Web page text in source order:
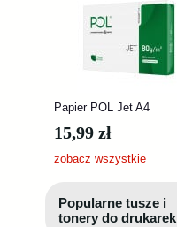
Papier POL Jet A4
15,99 zł
zobacz wszystkie
Popularne tusze i
tonery do drukarek